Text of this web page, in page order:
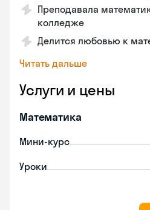
Преподавала
колледже
Делится любовью к
Читать дальше
Услуги и цены
Математика
Мини-курс
Уроки